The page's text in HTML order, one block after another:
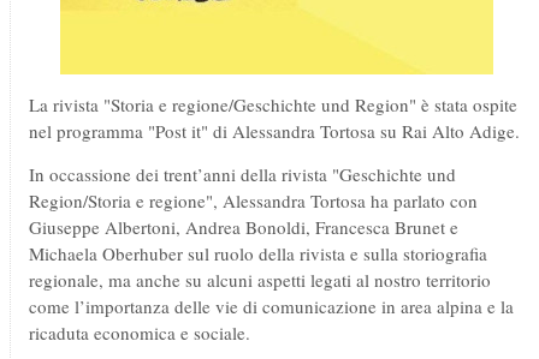
La rivista "Storia e regione/Geschichte und Region" è stata ospite
nel programma "Post it" di Alessandra Tortosa su Rai Alto Adige.
In occassione dei trent’anni della rivista "Geschichte und
Region/Storia e regione", Alessandra Tortosa ha parlato con
Giuseppe Albertoni, Andrea Bonoldi, Francesca Brunet e
Michaela Oberhuber sul ruolo della rivista e sulla storiografia
regionale, ma anche su alcuni aspetti legati al nostro territorio
come l’importanza delle vie di comunicazione in area alpina e la
ricaduta economica e sociale.